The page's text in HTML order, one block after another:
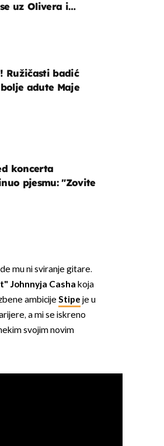
uz Olivera i
Ružičasti badić
adute Maje
koncerta
pjesmu: "Zovite
mu ni sviranje gitare.
Johnnyja Casha koja
ambicije Stipe je u
a mi se iskreno
svojim novim